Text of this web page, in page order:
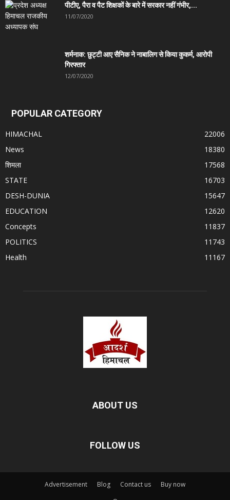
पीटीए, पैरा व पैट शिक्षकों के बारे में सरकार नहीं गंभीर,...
11/07/2020
शर्मनाक: छुट्टी आए सैनिक ने नाबालिग से किया कुकर्म, आरोपी
गिरफ्तार
12/07/2020
POPULAR CATEGORY
HIMACHAL
22006
News
18380
शिमला
17568
STATE
16703
DESH-DUNIA
15647
EDUCATION
12620
Concepts
11837
POLITICS
11743
Health
11167
ABOUT US
FOLLOW US
Advertisement Blog Contact us
Buy now